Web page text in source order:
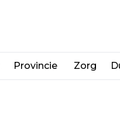
Provincie Zorg